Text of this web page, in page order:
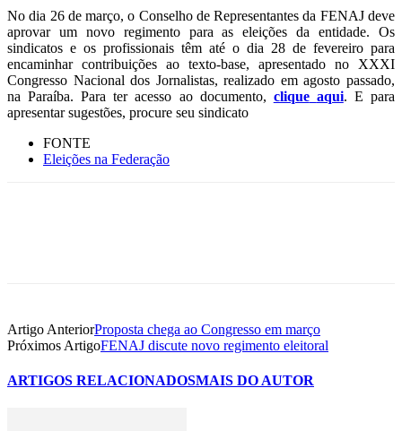
No dia 26 de março, o Conselho de Representantes da FENAJ deve
aprovar um novo regimento para as eleições da entidade. Os
sindicatos e os profissionais têm até o dia 28 de fevereiro para
encaminhar contribuições ao texto-base, apresentado no XXXI
Congresso Nacional dos Jornalistas, realizado em agosto passado,
na Paraí­ba. Para ter acesso ao documento, clique aqui. E para
apresentar sugestões, procure seu sindicato
FONTE
Eleições na Federação
Artigo AnteriorProposta chega ao Congresso em março
Próximos ArtigoFENAJ discute novo regimento eleitoral
ARTIGOS RELACIONADOSMAIS DO AUTOR